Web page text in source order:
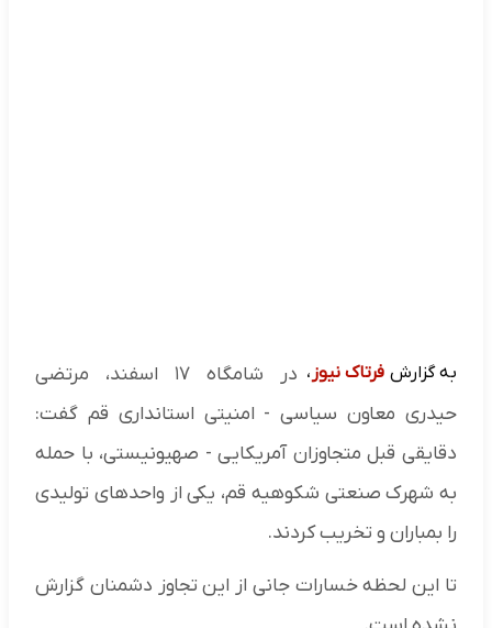
به گزارش فرتاک نیوز ،
در شامگاه ۱۷ اسفند، مرتضی
حیدری معاون سیاسی - امنیتی استانداری قم گفت:
دقایقی قبل متجاوزان آمریکایی - صهیونیستی، با حمله
به شهرک صنعتی شکوهیه قم، یکی از واحدهای تولیدی
را بمباران و تخریب کردند.
تا این لحظه خسارات جانی از این تجاوز دشمنان گزارش